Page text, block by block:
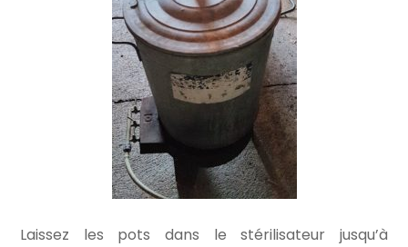
Laissez les pots dans le stérilisateur jusqu’à